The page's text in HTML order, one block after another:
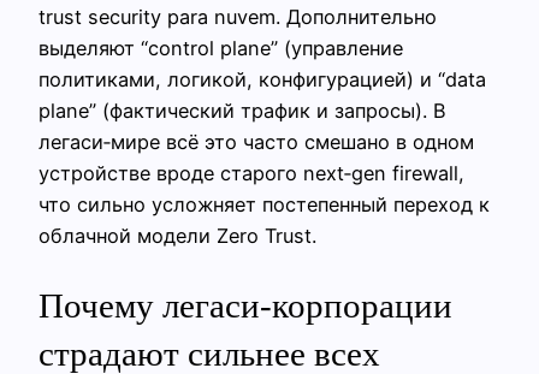
trust security para nuvem. Дополнительно
выделяют “control plane” (управление
политиками, логикой, конфигурацией) и “data
plane” (фактический трафик и запросы). В
легаси‑мире всё это часто смешано в одном
устройстве вроде старого next‑gen firewall,
что сильно усложняет постепенный переход к
облачной модели Zero Trust.
Почему легаси‑корпорации
страдают сильнее всех